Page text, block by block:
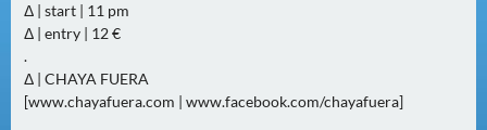
S
T
R
F
Δ | start | 11 pm
Δ | entry | 12 €
.
Δ | CHAYA FUERA
[www.chayafuera.com | www.facebook.com/chayafuera]